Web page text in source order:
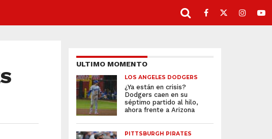
ULTIMO MOMENTO
LOS ANGELES DODGERS
¿Ya están en crisis?
Dodgers caen en su
séptimo partido al hilo,
ahora frente a Arizona
PITTSBURGH PIRATES